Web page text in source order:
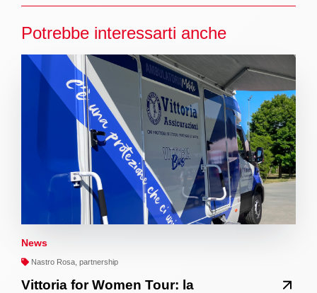
Potrebbe interessarti anche
News
Nastro Rosa, partnership
Vittoria for Women Tour: la